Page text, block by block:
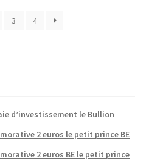
3 4
d’investissement le Bullion
2 euros le petit prince BE
2 euros BE le petit prince